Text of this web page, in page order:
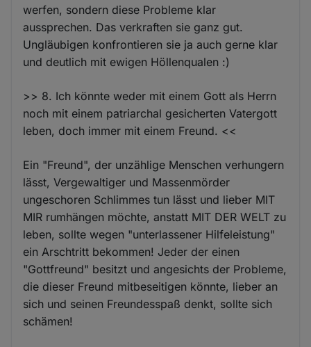
werfen, sondern diese Probleme klar
aussprechen. Das verkraften sie ganz gut.
Ungläubigen konfrontieren sie ja auch gerne klar
und deutlich mit ewigen Höllenqualen :)
>> 8. Ich könnte weder mit einem Gott als Herrn
noch mit einem patriarchal gesicherten Vatergott
leben, doch immer mit einem Freund. <<
Ein "Freund", der unzählige Menschen verhungern
lässt, Vergewaltiger und Massenmörder
ungeschoren Schlimmes tun lässt und lieber MIT
MIR rumhängen möchte, anstatt MIT DER WELT zu
leben, sollte wegen "unterlassener Hilfeleistung"
ein Arschtritt bekommen! Jeder der einen
"Gottfreund" besitzt und angesichts der Probleme,
die dieser Freund mitbeseitigen könnte, lieber an
sich und seinen Freundesspaß denkt, sollte sich
schämen!